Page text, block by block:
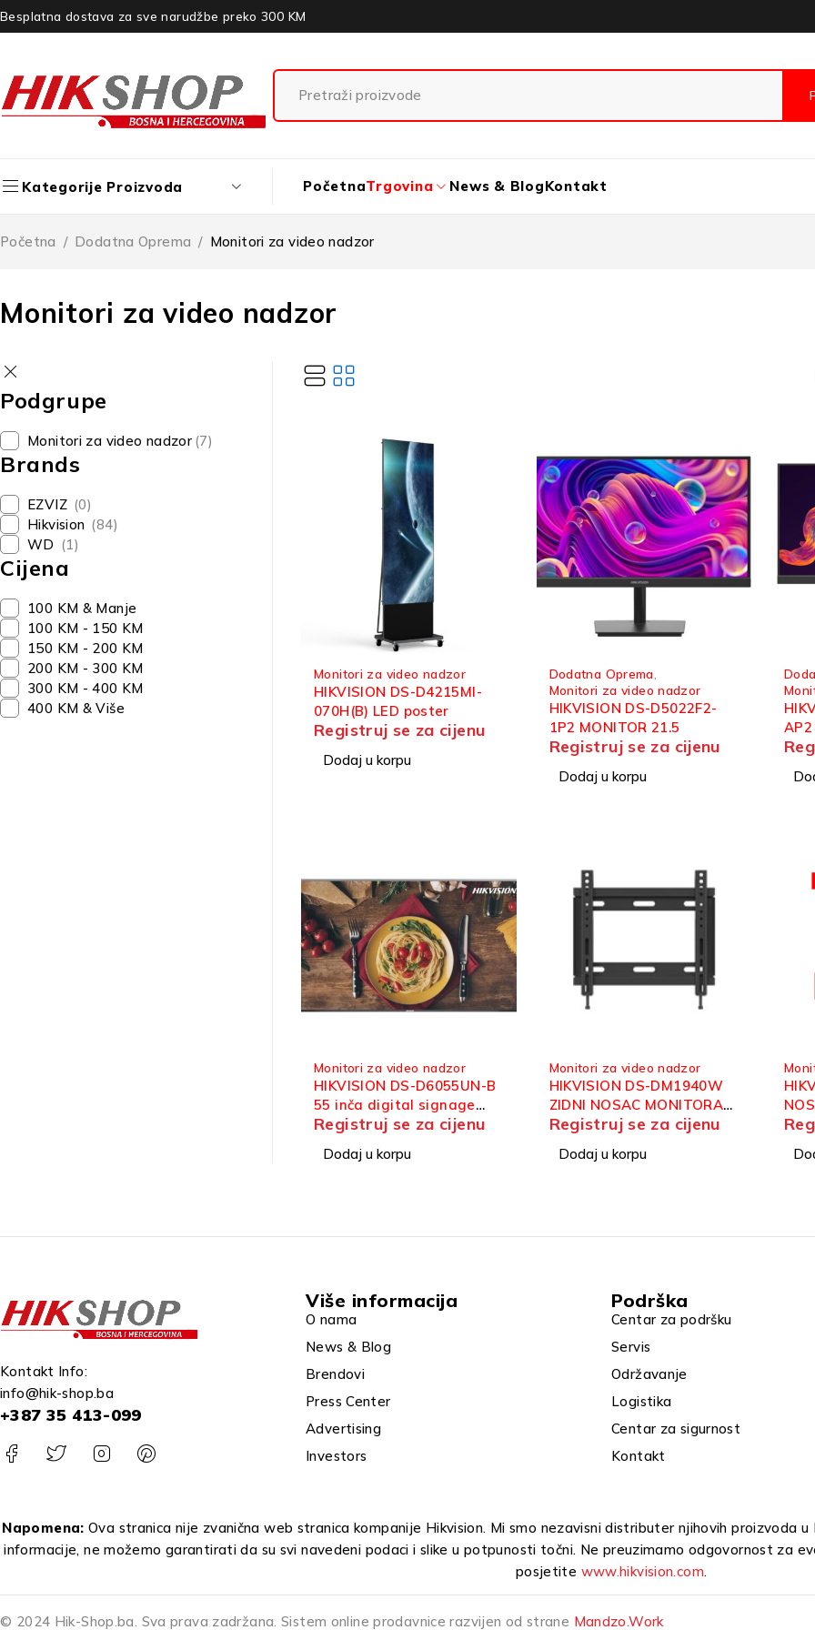
Besplatna dostava za sve narudžbe preko 300 KM
Kategorije Proizvoda PočetnaTrgovina News & BlogKontakt
Monitori za video nadzor
Početna / Dodatna Oprema / Monitori za video nadzor
Podgrupe
Monitori za video nadzor (7)
Brands
EZVIZ (0)
Hikvision (84)
WD (1)
Cijena
100 KM & Manje
100 KM - 150 KM
150 KM - 200 KM
200 KM - 300 KM
300 KM - 400 KM
400 KM & Više
Monitori za video nadzor
HIKVISION DS-D4215MI-
070H(B) LED poster
Registruj se za cijenu
Dodaj u korpu
Dodatna Oprema
Monitori za video nadzor
HIKVISION DS-D5022F2-
1P2 MONITOR 21.5
Registruj se za cijenu
Dodaj u korpu
AP2
Monitori za video nadzor
HIKVISION DS-D6055UN-B
55 inča digital signage
ekran
Registruj se za cijenu
Dodaj u korpu
Monitori za video nadzor
HIKVISION DS-DM1940W
ZIDNI NOSAC MONITORA
19-40"
Registruj se za cijenu
Dodaj u korpu
Kontakt Info:
info@hik-shop.ba
+387 35 413-099
Više informacija
O nama
News & Blog
Brendovi
Press Center
Advertising
Investors
Podrška
Centar za podršku
Servis
Održavanje
Logistika
Centar za sigurnost
Kontakt
Napomena: Ova stranica nije zvanična web stranica kompanije Hikvision. Mi smo nezavisni distributer njihovih proizvoda
informacije, ne možemo garantirati da su svi navedeni podaci i slike u potpunosti točni. Ne preuzimamo odgovornost za
posjetite www.hikvision.com.
© 2024 Hik-Shop.ba. Sva prava zadržana. Sistem online prodavnice razvijen od strane Mandzo.Work